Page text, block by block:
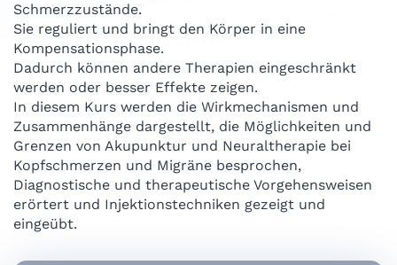
Schmerzzustände.
Sie reguliert und bringt den Körper in eine
Kompensationsphase.
Dadurch können andere Therapien eingeschränkt
werden oder besser Effekte zeigen.
In diesem Kurs werden die Wirkmechanismen und
Zusammenhänge dargestellt, die Möglichkeiten und
Grenzen von Akupunktur und Neuraltherapie bei
Kopfschmerzen und Migräne besprochen,
Diagnostische und therapeutische Vorgehensweisen
erörtert und Injektionstechniken gezeigt und
eingeübt.